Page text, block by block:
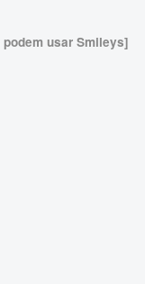
usar Smileys]